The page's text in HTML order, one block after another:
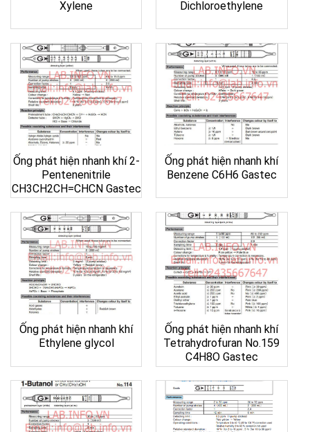
Xylene
Dichloroethylene
Ống phát hiện nhanh khí 2-
Pentenenitrile
CH3CH2CH=CHCN Gastec
Ống phát hiện nhanh khí
Benzene C6H6 Gastec
Ống phát hiện nhanh khí
Ethylene glycol
Ống phát hiện nhanh khí
Tetrahydrofuran No.159
C4H8O Gastec